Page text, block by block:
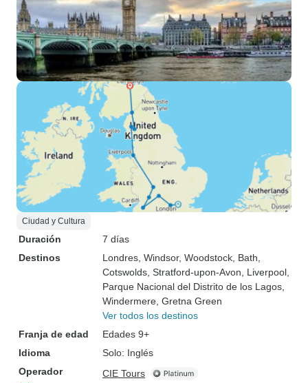
Ciudad y Cultura
Duración
7 días
Destinos
Londres , Windsor, Woodstock , Bath
Cotswolds , Stratford-upon-Avon , Liverpool
Parque Nacional del Distrito de los Lagos
Windermere , Gretna Green
Ver todos los destinos
Franja de edad
Edades 9+
Idioma
Solo: Inglés
Operador
CIE Tours